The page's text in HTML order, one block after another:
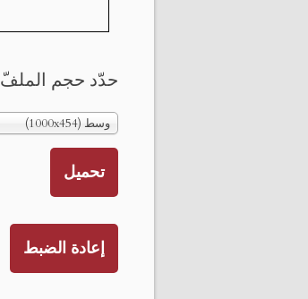
حدّد حجم الملفّ
وسط (1000x454)
تحميل
إعادة الضبط